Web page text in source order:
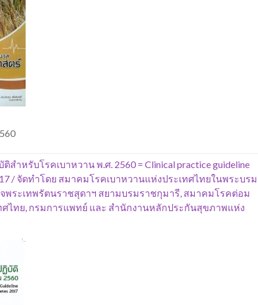
สำหรับโรคเบาหวาน พ.ศ. 2560 = Clinical practice guideline
/ จัดทำโดย สมาคมโรคเบาหวานแห่งประเทศไทยในพระบรม
พระเทพรัตนราชสุดาฯ สยามบรมราชกุมารี, สมาคมโรคต่อม
ศไทย, กรมการแพทย์ และ สำนักงานหลักประกันสุขภาพแห่ง